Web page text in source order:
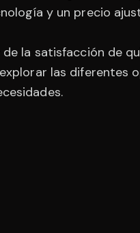
y un precio
la satisfacción de
las diferentes